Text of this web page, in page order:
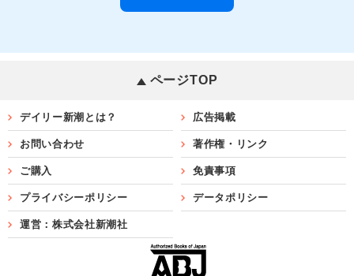
ページTOP
デイリー新潮とは？ 広告掲載
お問い合わせ 著作権・リンク
ご購入 免責事項
プライバシーポリシー データポリシー
運営：株式会社新潮社